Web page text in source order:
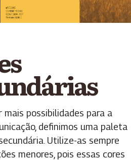
mais possibilidades para a
definimos uma paleta
Utilize-as sempre
menores, pois essas cores